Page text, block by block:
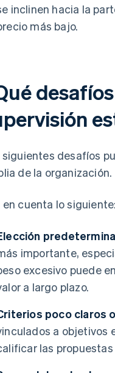
inclinen hacia la
más bajo.
siguientes desafíos
de la organización.
en cuenta lo siguiente:
importante,
excesivo puede
a largo plazo.
poco claros
a objetivos
las